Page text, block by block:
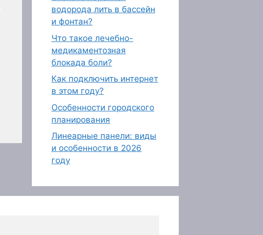
водорода лить в бассейн
и фонтан?
Что такое лечебно-
медикаментозная
блокада боли?
Как подключить интернет
в этом году?
Особенности городского
планирования
Линеарные панели: виды
и особенности в 2026
году